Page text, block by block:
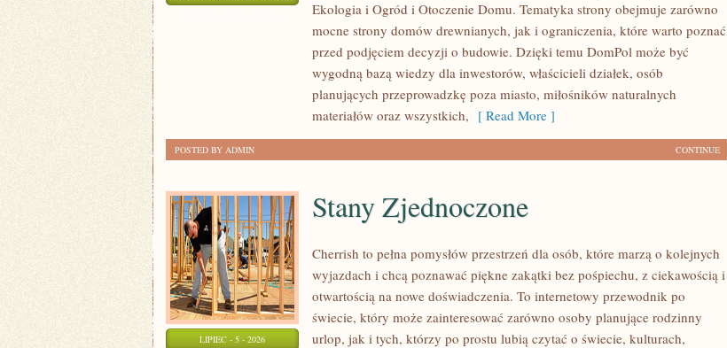
BUDOWLANE
Ekologia i Ogród i Otoczenie Domu. Tematyka strony obejmuje zarówno
mocne strony domów drewnianych, jak i ograniczenia, które warto poznać
przed podjęciem decyzji o budowie. Dzięki temu DomPol może być
wygodną bazą wiedzy dla inwestorów, właścicieli działek, osób
planujących przeprowadzkę poza miasto, miłośników naturalnych
materiałów oraz wszystkich, [ Read More ]
CONTINUE
POSTED BY ADMIN
LIPIEC - 5 - 2026
Stany Zjednoczone
Cherrish to pełna pomysłów przestrzeń dla osób, które marzą o kolejnych
wyjazdach i chcą poznawać piękne zakątki bez pośpiechu, z ciekawością i
otwartością na nowe doświadczenia. To internetowy przewodnik po
świecie, który może zainteresować zarówno osoby planujące rodzinny
urlop, jak i tych, którzy po prostu lubią czytać o świecie, kulturach,